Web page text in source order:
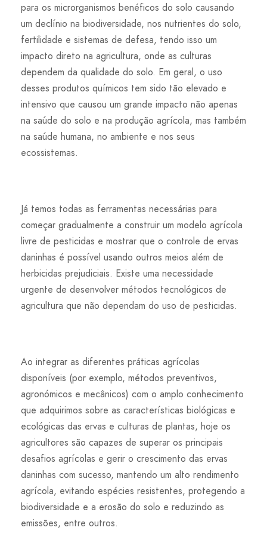
para os microrganismos benéficos do solo causando
um declínio na biodiversidade, nos nutrientes do solo,
fertilidade e sistemas de defesa, tendo isso um
impacto direto na agricultura, onde as culturas
dependem da qualidade do solo. Em geral, o uso
desses produtos químicos tem sido tão elevado e
intensivo que causou um grande impacto não apenas
na saúde do solo e na produção agrícola, mas também
na saúde humana, no ambiente e nos seus
ecossistemas.
Já temos todas as ferramentas necessárias para
começar gradualmente a construir um modelo agrícola
livre de pesticidas e mostrar que o controle de ervas
daninhas é possível usando outros meios além de
herbicidas prejudiciais. Existe uma necessidade
urgente de desenvolver métodos tecnológicos de
agricultura que não dependam do uso de pesticidas.
Ao integrar as diferentes práticas agrícolas
disponíveis (por exemplo, métodos preventivos,
agronómicos e mecânicos) com o amplo conhecimento
que adquirimos sobre as características biológicas e
ecológicas das ervas e culturas de plantas, hoje os
agricultores são capazes de superar os principais
desafios agrícolas e gerir o crescimento das ervas
daninhas com sucesso, mantendo um alto rendimento
agrícola, evitando espécies resistentes, protegendo a
biodiversidade e a erosão do solo e reduzindo as
emissões, entre outros.